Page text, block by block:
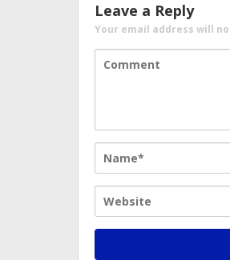
Leave a Reply
Your email address will